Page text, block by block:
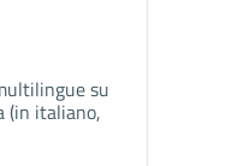
su
(in italiano,